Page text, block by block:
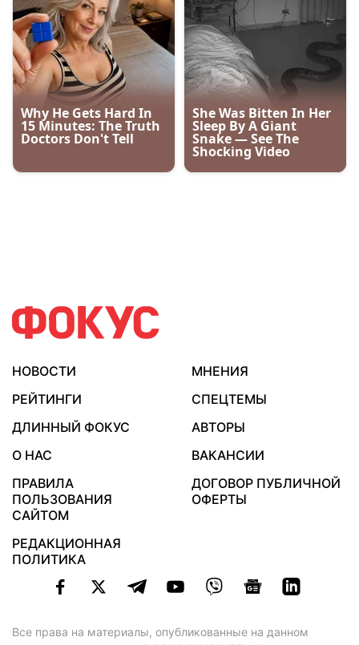
НОВОСТИ
МНЕНИЯ
РЕЙТИНГИ
СПЕЦТЕМЫ
ДЛИННЫЙ ФОКУС
АВТОРЫ
О НАС
ВАКАНСИИ
ПРАВИЛА
ПОЛЬЗОВАНИЯ
САЙТОМ
ДОГОВОР ПУБЛИЧНОЙ
ОФЕРТЫ
РЕДАКЦИОННАЯ
ПОЛИТИКА
Все права на материалы, опубликованные на данном